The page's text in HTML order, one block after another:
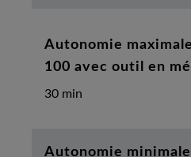
Autonomie
100 avec outil en
30 min
Autonomie